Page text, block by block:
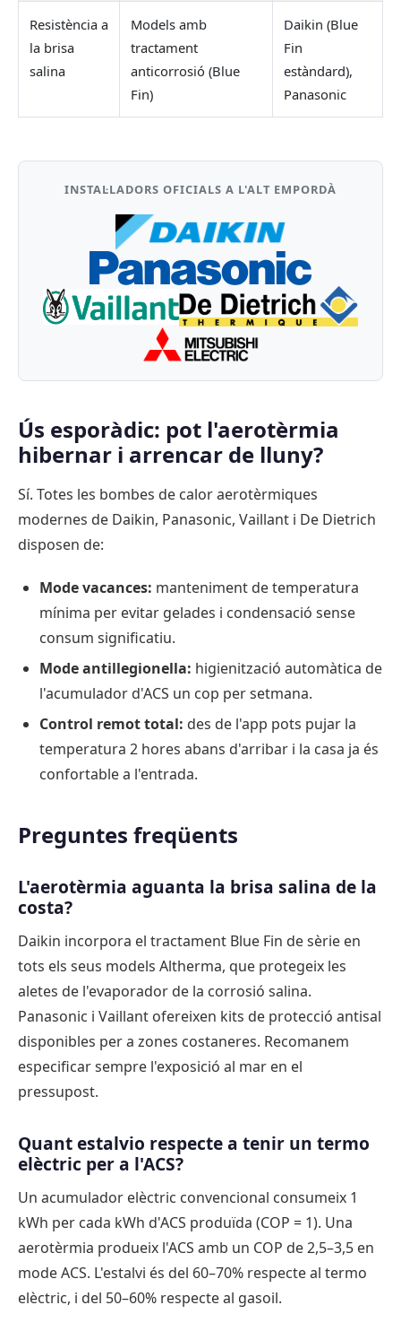
Resistència a
la brisa
salina
Models amb
tractament
anticorrosió (Blue
Fin)
Daikin (Blue
Fin
estàndard),
Panasonic
INSTAL·LADORS OFICIALS A L'ALT EMPORDÀ
Ús esporàdic: pot l'aerotèrmia
hibernar i arrencar de lluny?
Sí. Totes les bombes de calor aerotèrmiques
modernes de Daikin, Panasonic, Vaillant i De Dietrich
disposen de:
Mode vacances: manteniment de temperatura
mínima per evitar gelades i condensació sense
consum significatiu.
Mode antillegionella: higienització automàtica de
l'acumulador d'ACS un cop per setmana.
Control remot total: des de l'app pots pujar la
temperatura 2 hores abans d'arribar i la casa ja és
confortable a l'entrada.
Preguntes freqüents
L'aerotèrmia aguanta la brisa salina de la
costa?
Daikin incorpora el tractament Blue Fin de sèrie en
tots els seus models Altherma, que protegeix les
aletes de l'evaporador de la corrosió salina.
Panasonic i Vaillant ofereixen kits de protecció antisal
disponibles per a zones costaneres. Recomanem
especificar sempre l'exposició al mar en el
pressupost.
Quant estalvio respecte a tenir un termo
elèctric per a l'ACS?
Un acumulador elèctric convencional consumeix 1
kWh per cada kWh d'ACS produïda (COP = 1). Una
aerotèrmia produeix l'ACS amb un COP de 2,5–3,5 en
mode ACS. L'estalvi és del 60–70% respecte al termo
elèctric, i del 50–60% respecte al gasoil.